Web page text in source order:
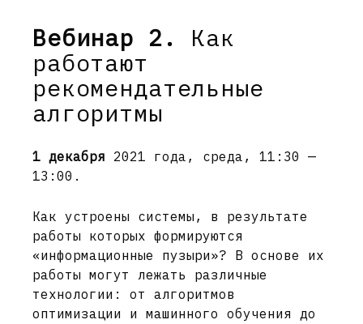
Вебинар 2. Как
работают
рекомендательные
алгоритмы
1 декабря 2021 года, среда, 11:30 —
13:00.
Как устроены системы, в результате
работы которых формируются
«информационные пузыри»? В основе их
работы могут лежать различные
технологии: от алгоритмов
оптимизации и машинного обучения до